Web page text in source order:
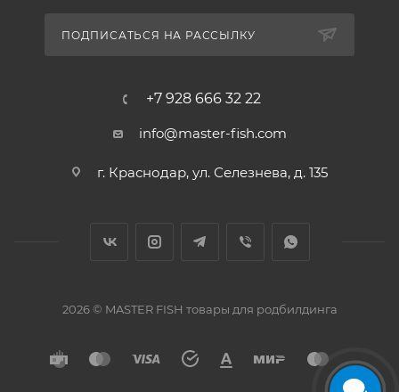
ПОДПИСАТЬСЯ НА РАССЫЛКУ
+7 928 666 32 22
info@master-fish.com
г. Краснодар, ул. Селезнева, д. 135
2026 © MASTER FISH товары для родбилдинга